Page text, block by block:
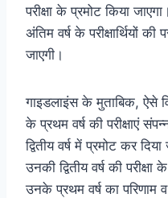
परीक्षा के प्रमोट किया
अंतिम वर्ष के परीक्षार्थियों
जाएगी।
गाइडलाइंस के मुताबिक, ऐसे
के प्रथम वर्ष की परीक्षाएं
द्वितीय वर्ष में प्रमोट कर
उनकी द्वितीय वर्ष की
उनके प्रथम वर्ष का